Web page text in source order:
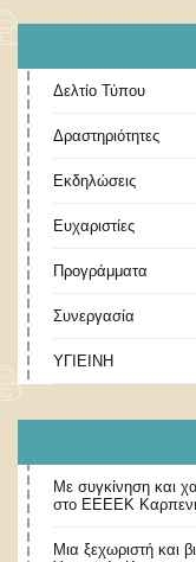
Δελτίο Τύπου
Δραστηριότητες
Εκδηλώσεις
Ευχαριστίες
Προγράμματα
Συνεργασία
ΥΓΙΕΙΝΗ
Με συγκίνηση και
στο ΕΕΕΕΚ
Μια ξεχωριστή και